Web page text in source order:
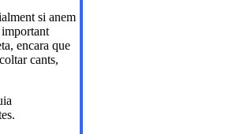
si anem
encara que
cants,